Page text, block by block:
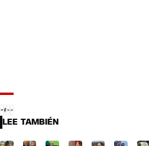
LEE TAMBIÉN